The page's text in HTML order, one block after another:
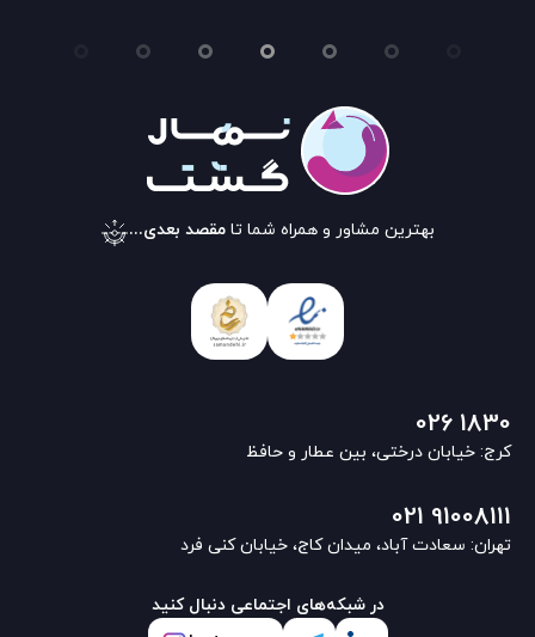
بهترین مشاور و همراه شما تا مقصد بعدی...
026 1830
کرج: خیابان درختی، بین عطار و حافظ
021 91008111
تهران: سعادت آباد، میدان کاج، خیابان کنی فرد
در شبکه‌های اجتماعی دنبال کنید